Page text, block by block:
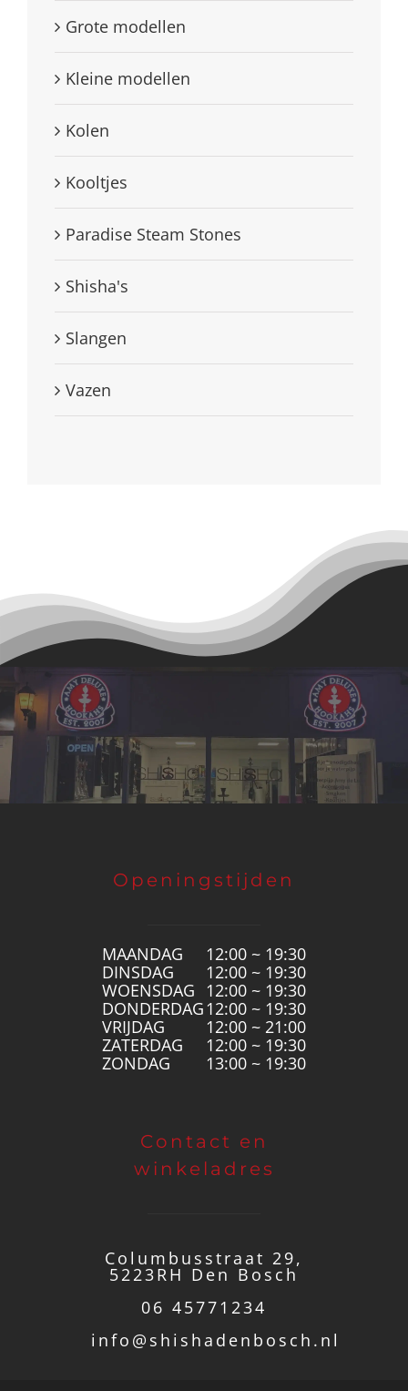
Grote modellen
Kleine modellen
Kolen
Kooltjes
Paradise Steam Stones
Shisha's
Slangen
Vazen
Openingstijden
MAANDAG
12:00 ~ 19:30
DINSDAG
12:00 ~ 19:30
WOENSDAG
12:00 ~ 19:30
DONDERDAG 12:00 ~ 19:30
VRIJDAG
12:00 ~ 21:00
ZATERDAG
12:00 ~ 19:30
ZONDAG
13:00 ~ 19:30
Contact en
winkeladres
Columbusstraat 29,
5223RH Den Bosch
06 45771234
info@shishadenbosch.nl